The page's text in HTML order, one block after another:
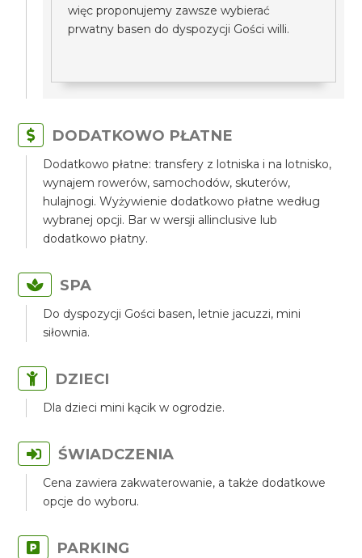
więc proponujemy zawsze wybierać
prwatny basen do dyspozycji Gości willi.
DODATKOWO PŁATNE
Dodatkowo płatne: transfery z lotniska i na lotnisko,
wynajem rowerów, samochodów, skuterów,
hulajnogi. Wyżywienie dodatkowo płatne według
wybranej opcji. Bar w wersji allinclusive lub
dodatkowo płatny.
SPA
Do dyspozycji Gości basen, letnie jacuzzi, mini
siłownia.
DZIECI
Dla dzieci mini kącik w ogrodzie.
ŚWIADCZENIA
Cena zawiera zakwaterowanie, a także dodatkowe
opcje do wyboru.
PARKING